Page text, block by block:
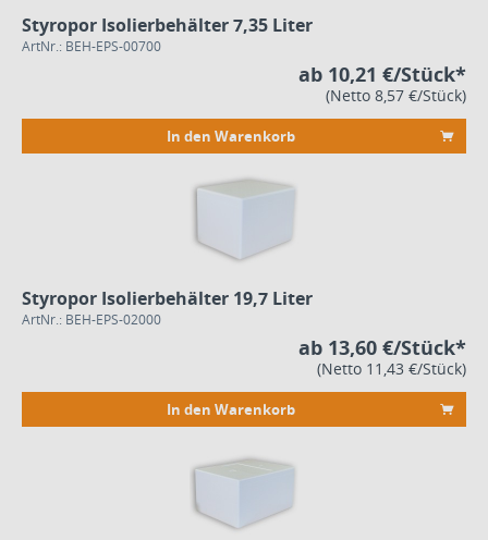
Styropor Isolierbehälter 7,35 Liter
ArtNr.: BEH-EPS-00700
ab 10,21 €/Stück*
(Netto 8,57 €/Stück)
In den Warenkorb
Styropor Isolierbehälter 19,7 Liter
ArtNr.: BEH-EPS-02000
ab 13,60 €/Stück*
(Netto 11,43 €/Stück)
In den Warenkorb